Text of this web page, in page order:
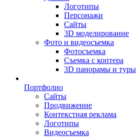
Логотипы
Персонажи
Сайты
3D моделирование
Фото и видеосъемка
Фотосъемка
Съемка с коптера
3D панорамы и туры
Портфолио
Сайты
Продвижение
Контекстная реклама
Логотипы
Видеосъемка